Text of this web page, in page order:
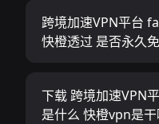
跨境加速VPN平台
快橙透过 是否永久免
下载 跨境加速VPN
是什么 快橙vpn是